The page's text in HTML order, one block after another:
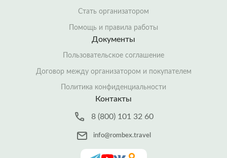
Стать организатором
Помощь и правила работы
Документы
Пользовательское соглашение
Договор между организатором и покупателем
Политика конфиденциальности
Контакты
8 (800) 101 32 60
info@rombex.travel